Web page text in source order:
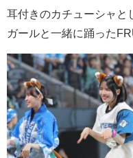
耳付きのカチューシャと
ガールと一緒に踊った